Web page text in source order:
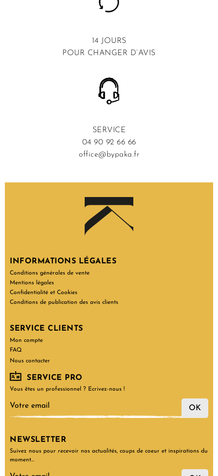
14 JOURS
POUR CHANGER D’AVIS
SERVICE
04 90 92 66 66
office@bypaka.fr
INFORMATIONS LÉGALES
Conditions générales de vente
Mentions légales
Confidentialité et Cookies
Conditions de publication des avis clients
SERVICE CLIENTS
Mon compte
FAQ
Nous contacter
SERVICE PRO
Vous êtes un professionnel ? Ecrivez-nous !
OK
NEWSLETTER
Suivez nous pour recevoir nos actualités, coups de coeur et inspirations du
moment…